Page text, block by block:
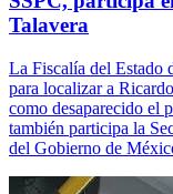
Talavera
La Fiscalía del Estado
para localizar a
como desaparecido el
también participa la
del Gobierno de